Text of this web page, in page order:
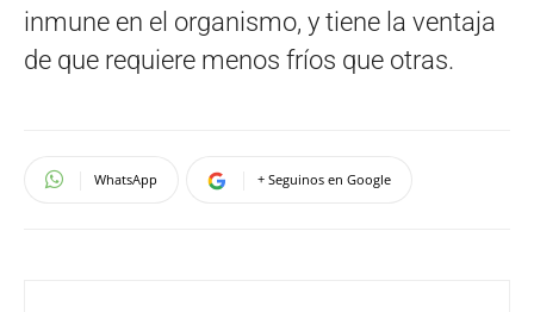
inmune en el organismo, y tiene la ventaja
de que requiere menos fríos que otras.
WhatsApp + Seguinos en Google